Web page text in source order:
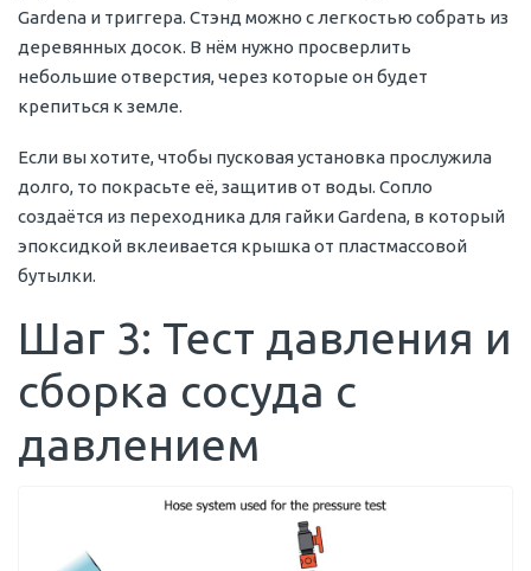
Gardena и триггера. Стэнд можно с легкостью собрать из
деревянных досок. В нём нужно просверлить
небольшие отверстия, через которые он будет
крепиться к земле.
Если вы хотите, чтобы пусковая установка прослужила
долго, то покрасьте её, защитив от воды. Сопло
создаётся из переходника для гайки Gardena, в который
эпоксидкой вклеивается крышка от пластмассовой
бутылки.
Шаг 3: Тест давления и
сборка сосуда c
давлением